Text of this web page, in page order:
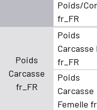
Poids/
fr_FR
Poids
Carcasse
fr_FR
Poids
Carcasse
fr_FR
Poids
Carcasse
Femelle